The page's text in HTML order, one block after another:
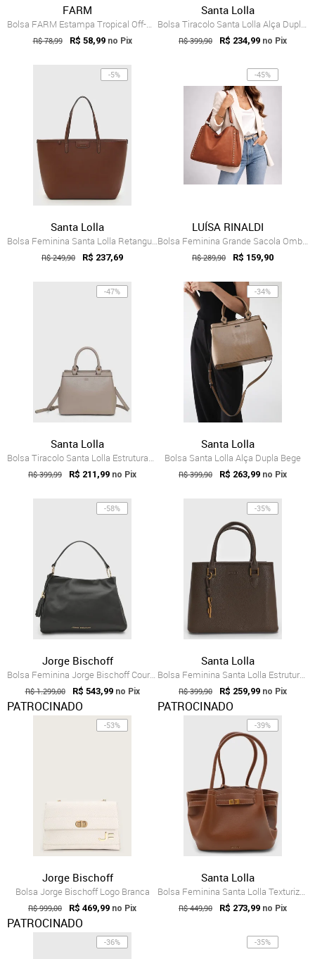
FARM
Bolsa FARM Estampa Tropical Off-White
R$ 78,99 R$ 58,99 no Pix
Santa Lolla
Bolsa Tiracolo Santa Lolla Alça Dupla Preta
R$ 399,90 R$ 234,99 no Pix
-5%
Santa Lolla
Bolsa Feminina Santa Lolla Retangular Marrom
R$ 249,90 R$ 237,69
-45%
LUÍSA RINALDI
Bolsa Feminina Grande Sacola Ombro Grand...
R$ 289,90 R$ 159,90
-47%
Santa Lolla
Bolsa Tiracolo Santa Lolla Estruturada Bege
R$ 399,99 R$ 211,99 no Pix
-34%
Santa Lolla
Bolsa Santa Lolla Alça Dupla Bege
R$ 399,90 R$ 263,99 no Pix
-58%
Jorge Bischoff
Bolsa Feminina Jorge Bischoff Couro Preta
R$ 1.299,00 R$ 543,99 no Pix
PATROCINADO
-35%
Santa Lolla
Bolsa Feminina Santa Lolla Estruturada Marrom
R$ 399,90 R$ 259,99 no Pix
PATROCINADO
-53%
Jorge Bischoff
Bolsa Jorge Bischoff Logo Branca
R$ 999,00 R$ 469,99 no Pix
PATROCINADO
-39%
Santa Lolla
Bolsa Feminina Santa Lolla Texturizada Marrom
R$ 449,90 R$ 273,99 no Pix
-36% -35%